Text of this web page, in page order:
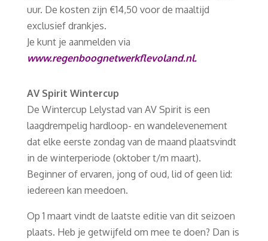
uur. De kosten zijn €14,50 voor de maaltijd
exclusief drankjes.
Je kunt je aanmelden via
www.regenboognetwerkflevoland.nl.
AV Spirit Wintercup
De Wintercup Lelystad van AV Spirit is een
laagdrempelig hardloop- en wandelevenement
dat elke eerste zondag van de maand plaatsvindt
in de winterperiode (oktober t/m maart).
Beginner of ervaren, jong of oud, lid of geen lid:
iedereen kan meedoen.
Op 1 maart vindt de laatste editie van dit seizoen
plaats. Heb je getwijfeld om mee te doen? Dan is